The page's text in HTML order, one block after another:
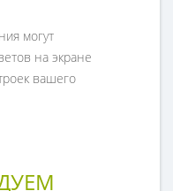
могут
на экране
вашего